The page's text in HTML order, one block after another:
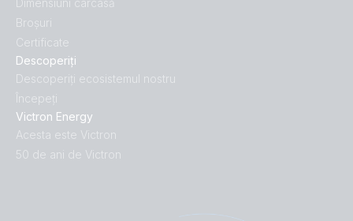
Descoperiți
Descoperiți ecosistemul nostru
Începeți
Victron Energy
Acesta este Victron
50 de ani de Victron
Dimensiuni carcasă
Broșuri
Certificate